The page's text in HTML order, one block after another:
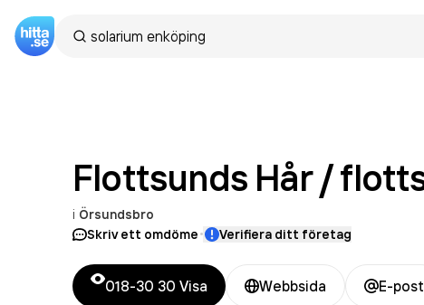
Flottsunds Hår /
i Örsundsbro
Skriv ett omdöme· Verifiera ditt företag
018-30 30 Visa Webbsida E-post